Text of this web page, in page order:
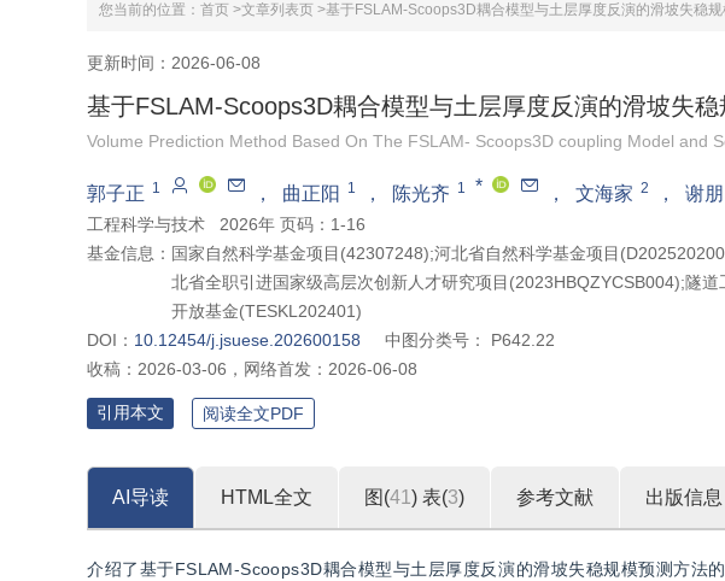
您当前的位置： 首页 >文章列表页 >基于FSLAM-Scoops3D耦合模型与土层厚度反演的滑坡失稳
更新时间：2026-06-08
基于FSLAM-Scoops3D耦合模型与土层厚度反演的滑坡失
Volume Prediction Method Based On The FSLAM- Scoops3D coupling Model and
郭子正 1 ， 曲正阳 1 ， 陈光齐 1 * ， 文海家 2 ， 谢朋
工程科学与技术
2026年 页码：1-16
基金信息： 国家自然科学基金项目(42307248);河北省自然科学基金项目
北省全职引进国家级高层次创新人才研究项目(2023HBQZYCSB004);隧
开放基金(TESKL202401)
DOI： 10.12454/j.jsuese.202600158 中图分类号：
P642.22
收稿： 2026-03-06 ， 网络首发： 2026-06-08
引用本文 阅读全文PDF
AI导读 HTML全文 图(41 ) 表(3) 参考文献 出版信息
介绍了基于FSLAM-Scoops3D耦合模型与土层厚度反演的滑坡失稳规模预测方法